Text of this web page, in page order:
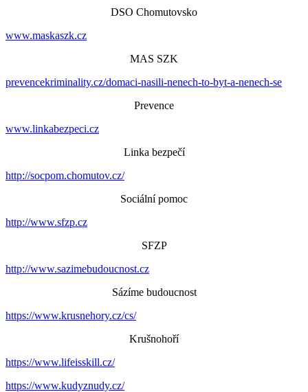
DSO Chomutovsko
www.maskaszk.cz
MAS SZK
prevencekriminality.cz/domaci-nasili-nenech-to-byt-a-nenech-se
Prevence
www.linkabezpeci.cz
Linka bezpečí
http://socpom.chomutov.cz/
Sociální pomoc
http://www.sfzp.cz
SFZP
http://www.sazimebudoucnost.cz
Sázíme budoucnost
https://www.krusnehory.cz/cs/
Krušnohoří
https://www.lifeisskill.cz/
https://www.kudyznudy.cz/